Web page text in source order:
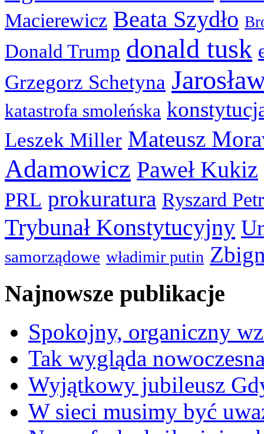
Macierewicz Beata Szydło
Donald Trump donald tusk
Grzegorz Schetyna
katastrofa smoleńska
Leszek Miller Mateusz
Adamowicz Paweł Kukiz
PRL prokuratura Ryszard
Trybunał Konstytucyjny
samorządowe władimir putin
Najnowsze publikacje
Spokojny, organiczny
Tak wygląda
Wyjątkowy jubileusz
W sieci musimy być